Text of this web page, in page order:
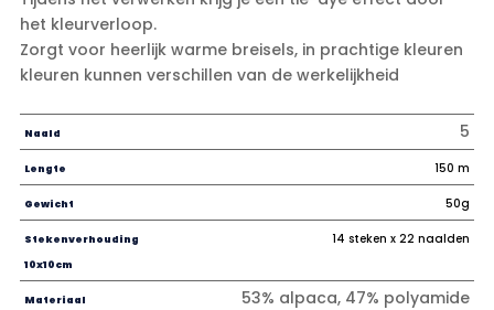
het kleurverloop.
Zorgt voor heerlijk warme breisels, in prachtige kleuren
kleuren kunnen verschillen van de werkelijkheid
Naald 5
Lengte 150 m
Gewicht 50g
Stekenverhouding
10x10cm
14 steken x 22 naalden
Materiaal 53% alpaca, 47% polyamide